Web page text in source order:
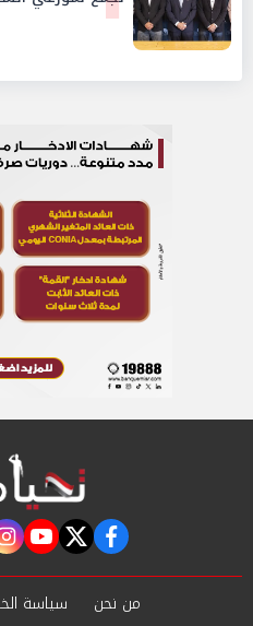
facebook
twitter
من نحن سياسة